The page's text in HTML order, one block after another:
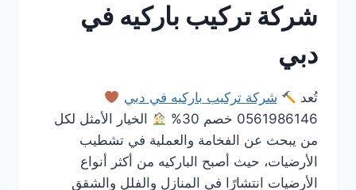
شركة تركيب باركيه في
دبي
تُعد
شركة تركيب باركيه في دبي
0561986146 خصم 30%
الخيار الأمثل لكل
من يبحث عن الفخامة والعملية في تشطيب
الأرضيات، حيث أصبح الباركيه من أكثر أنواع
الأرضيات انتشارًا في المنازل والفلل والشقق